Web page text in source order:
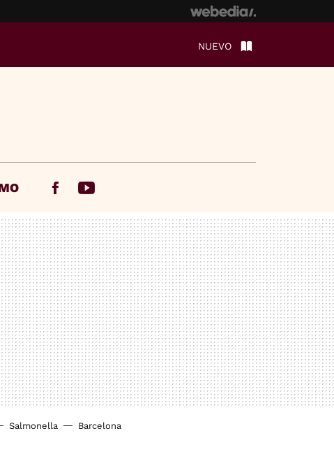
NUEVO
FacebookYoutube
Salmonella Barcelona